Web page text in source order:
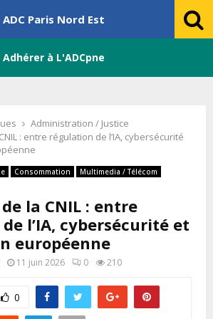
ADC Paris Nord Est
Adhérer à L'ADCpne
Administration / Justice
: entre régulation de l’IA, cybersécurité
Consommation
Multimedia / Télécom
la CNIL : entre
l’IA, cybersécurité et
européenne
11 juin 2026 0 210
0